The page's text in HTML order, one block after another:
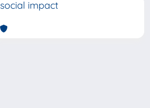
social impact